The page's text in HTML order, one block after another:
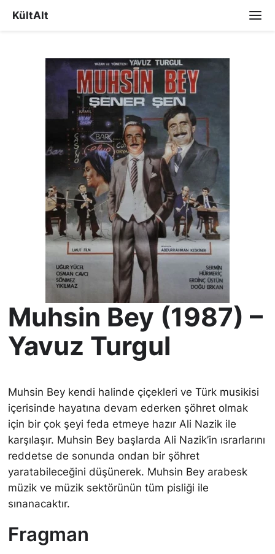
KültAlt
Muhsin Bey (1987) –
Yavuz Turgul
Muhsin Bey kendi halinde çiçekleri ve Türk musikisi
içerisinde hayatına devam ederken şöhret olmak
için bir çok şeyi feda etmeye hazır Ali Nazik ile
karşılaşır. Muhsin Bey başlarda Ali Nazik’in ısrarlarını
reddetse de sonunda ondan bir şöhret
yaratabileceğini düşünerek. Muhsin Bey arabesk
müzik ve müzik sektörünün tüm pisliği ile
sınanacaktır.
Fragman